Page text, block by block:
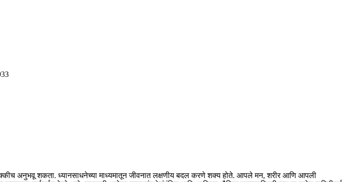
अनुभवू शकता. ध्यानसाधनेच्या माध्यमातून जीवनात लक्षणीय बदल करणे शक्य होते. आपले मन, शरीर आणि आपली